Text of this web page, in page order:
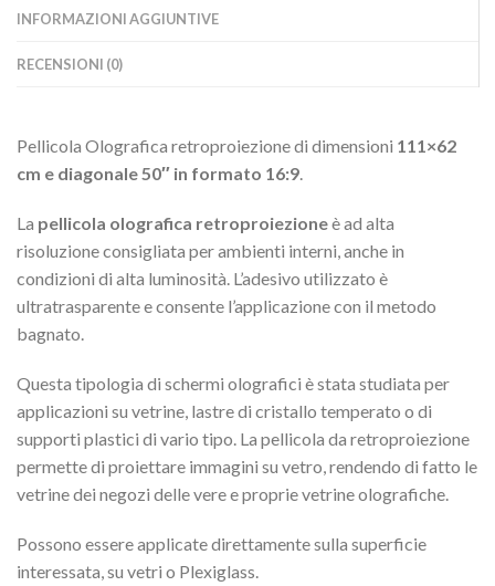
INFORMAZIONI AGGIUNTIVE
RECENSIONI (0)
Pellicola Olografica retroproiezione di dimensioni 111×62
cm e diagonale 50″ in formato 16:9.
La pellicola olografica retroproiezioneè ad alta
risoluzione consigliata per ambienti interni, anche in
condizioni di alta luminosità. L’adesivo utilizzato è
ultratrasparente e consente l’applicazione con il metodo
bagnato.
Questa tipologia di schermi olografici è stata studiata per
applicazioni su vetrine, lastre di cristallo temperato o di
supporti plastici di vario tipo. La pellicola da retroproiezione
permette di proiettare immagini su vetro, rendendo di fatto le
vetrine dei negozi delle vere e proprie vetrine olografiche.
Possono essere applicate direttamente sulla superficie
interessata, su vetri o Plexiglass.